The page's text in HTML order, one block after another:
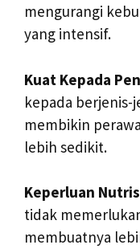
mengurangi
yang intensif.
Kuat Kepada
kepada berjenis-
membikin
lebih sedikit.
Keperluan
tidak
membuatnya